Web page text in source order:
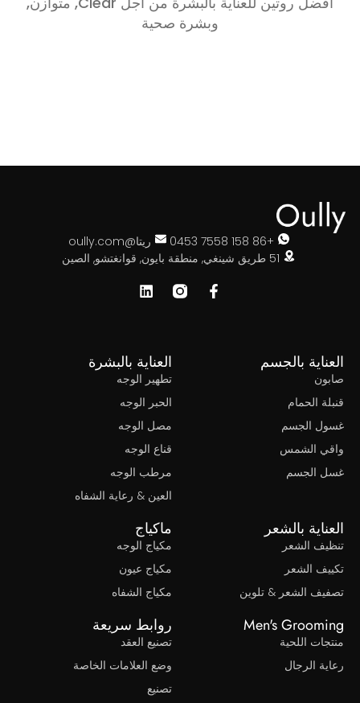
وبشرة صحية
+86 158 7558 0453
ريتا@oully.com
51 طريق شينغي, منطقة بايون, قوانغتشو, الصين
العناية بالجسم
صابون
قنبلة الحمام
غسول الجسم
واقي الشمس
غسل الجسم
العناية بالبشرة
تطهير الوجه
الحبر الوجه
مصل الوجه
قناع الوجه
مرطب الوجه
العين & رعاية الشفاه
العناية بالشعر
تنظيف الشعر
تكييف الشعر
تصفيف الشعر & تلوين
ماكياج
مكياج الوجه
مكياج عيون
مكياج الشفاه
Men's Grooming
منتجات اللحية
رعاية الرجال
روابط سريعة
تصنيع العقد
وضع العلامات الخاصة
تصنيع